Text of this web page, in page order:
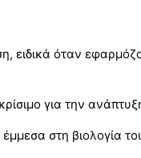
ειδικά όταν
για την
στη βιολογία